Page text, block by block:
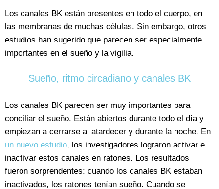
Los canales BK están presentes en todo el cuerpo, en
las membranas de muchas células. Sin embargo, otros
estudios han sugerido que parecen ser especialmente
importantes en el sueño y la vigilia.
Sueño, ritmo circadiano y canales BK
Los canales BK parecen ser muy importantes para
conciliar el sueño. Están abiertos durante todo el día y
empiezan a cerrarse al atardecer y durante la noche. En
un nuevo estudio, los investigadores lograron activar e
inactivar estos canales en ratones. Los resultados
fueron sorprendentes: cuando los canales BK estaban
inactivados, los ratones tenían sueño. Cuando se